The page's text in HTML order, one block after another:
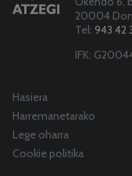
20004
Tel: 943 42
IFK:
Hasiera
Harremanetarako
Lege oharra
Cookie politika